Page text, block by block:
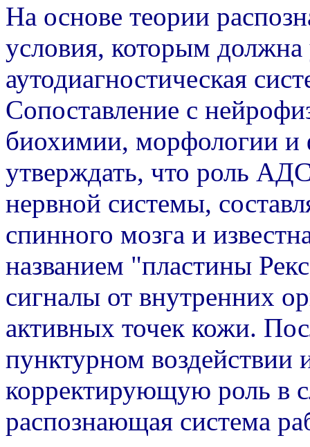
На основе теории
условия, которым должна
аутодиагностическая
Сопоставление с
биохимии, морфологии и
утверждать, что роль
нервной системы,
спинного мозга и
названием "пластины
сигналы от внутренних
активных точек кожи.
пунктурном воздействии
корректирующую роль в
распознающая система